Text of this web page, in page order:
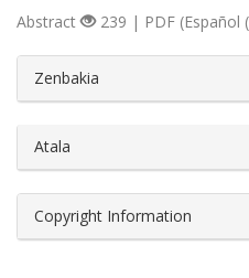
Abstract
239 | PDF (Español
Zenbakia
Atala
Copyright Information